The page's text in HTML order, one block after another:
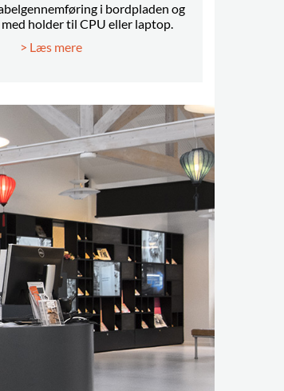
i bordpladen og
holder til CPU eller laptop.
> Læs mere